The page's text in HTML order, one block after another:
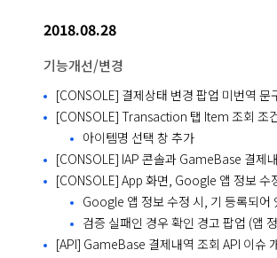
2018.08.28
기능개선/변경
[CONSOLE] 결제상태 변경 팝업 미번역 문
[CONSOLE] Transaction 탭 Item 조회 조
아이템명 선택 창 추가
[CONSOLE] IAP 콘솔과 GameBase 결제
[CONSOLE] App 화면, Google 앱 정보 수
Google 앱 정보 수정 시, 기 등록되어
검증 실패인 경우 확인 경고 팝업 (앱
[API] GameBase 결제내역 조회 API 이슈